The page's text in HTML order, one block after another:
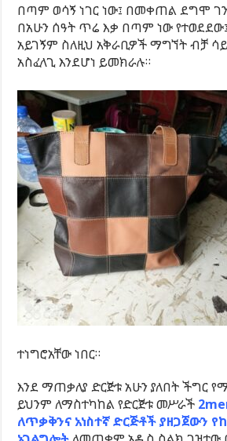
በጣም ወሳኝ ነገር ነው፤ በመቀጠል ደግሞ
በአሁን ሰዓት ጥሬ እቃ በጣም ነው
አይገኝም ስለዚህ አቅራቢዎች ማግኘት ብቻ
አስፈላጊ እንደሆነ ይመክራሉ።
ተነግሮአቸው ነበር።
እንደ ማጠቃለያ ድርጅቱ አሁን ያለበት ችግር
ይህንም ለማስተካከል የድርጅቱ መሥራች
ለጥቃቅንና አነስተኛ ድርጅቶች ያዘጋጀውን